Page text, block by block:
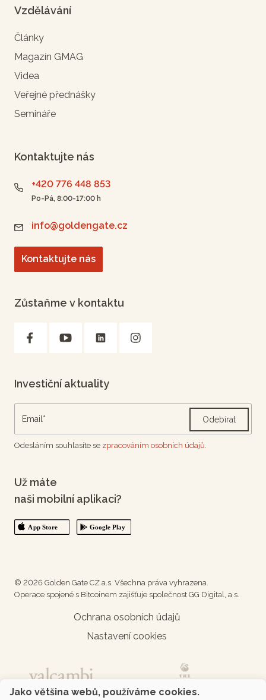
Vzdělávání
Články
Magazín GMAG
Videa
Veřejné přednášky
Semináře
Kontaktujte nás
+420 776 448 853
Po-Pá, 8:00-17:00 h
info@goldengate.cz
Kontaktujte nás
Zůstaňme v kontaktu
Investiční aktuality
Odebírat
Odesláním souhlasíte se zpracováním osobních údajů.
Už máte
naši mobilní aplikaci?
© 2026 Golden Gate CZ a.s. Všechna práva vyhrazena.
Operace spojené s Bitcoinem zajišťuje společnost GG Digital, a.s.
Ochrana osobních údajů
Nastavení cookies
Jako většina webů, používáme cookies.